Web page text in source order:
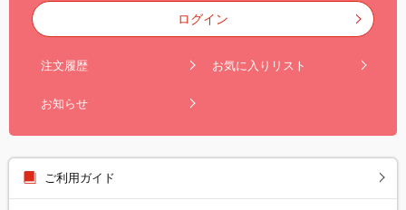
ログイン
注文履歴 お気に入りリスト
お知らせ
ご利用ガイド